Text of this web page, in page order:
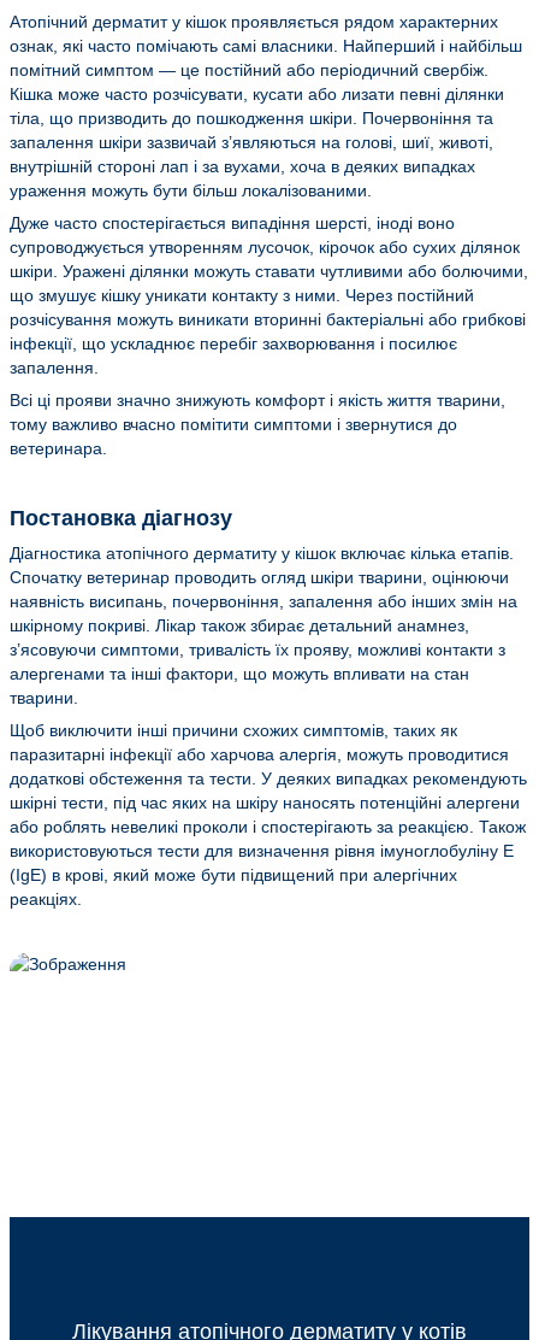
Атопічний дерматит у кішок проявляється рядом характерних
ознак, які часто помічають самі власники. Найперший і найбільш
помітний симптом — це постійний або періодичний свербіж.
Кішка може часто розчісувати, кусати або лизати певні ділянки
тіла, що призводить до пошкодження шкіри. Почервоніння та
запалення шкіри зазвичай з’являються на голові, шиї, животі,
внутрішній стороні лап і за вухами, хоча в деяких випадках
ураження можуть бути більш локалізованими.
Дуже часто спостерігається випадіння шерсті, іноді воно
супроводжується утворенням лусочок, кірочок або сухих ділянок
шкіри. Уражені ділянки можуть ставати чутливими або болючими,
що змушує кішку уникати контакту з ними. Через постійний
розчісування можуть виникати вторинні бактеріальні або грибкові
інфекції, що ускладнює перебіг захворювання і посилює
запалення.
Всі ці прояви значно знижують комфорт і якість життя тварини,
тому важливо вчасно помітити симптоми і звернутися до
ветеринара.
Постановка діагнозу
Діагностика атопічного дерматиту у кішок включає кілька етапів.
Спочатку ветеринар проводить огляд шкіри тварини, оцінюючи
наявність висипань, почервоніння, запалення або інших змін на
шкірному покриві. Лікар також збирає детальний анамнез,
з’ясовуючи симптоми, тривалість їх прояву, можливі контакти з
алергенами та інші фактори, що можуть впливати на стан
тварини.
Щоб виключити інші причини схожих симптомів, таких як
паразитарні інфекції або харчова алергія, можуть проводитися
додаткові обстеження та тести. У деяких випадках рекомендують
шкірні тести, під час яких на шкіру наносять потенційні алергени
або роблять невеликі проколи і спостерігають за реакцією. Також
використовуються тести для визначення рівня імуноглобуліну E
(IgE) в крові, який може бути підвищений при алергічних
реакціях.
Лікування атопічного дерматиту у котів